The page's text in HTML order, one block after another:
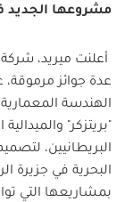
مشروعها الجديد
أعلنت ميريد، شركة
عدة جوائز
الهندسة
"بريتزكر"
البريطانيين،
البحرية في جزيرة
بمشاريعها التي